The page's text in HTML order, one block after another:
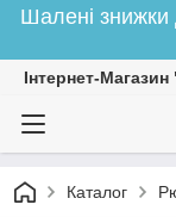
Шалені знижки
Інтернет-
Каталог